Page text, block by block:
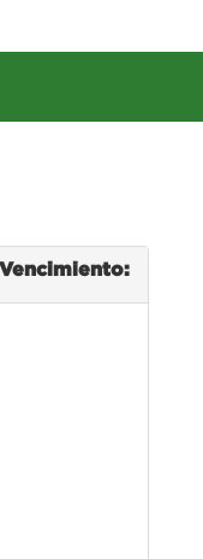
Vencimiento: